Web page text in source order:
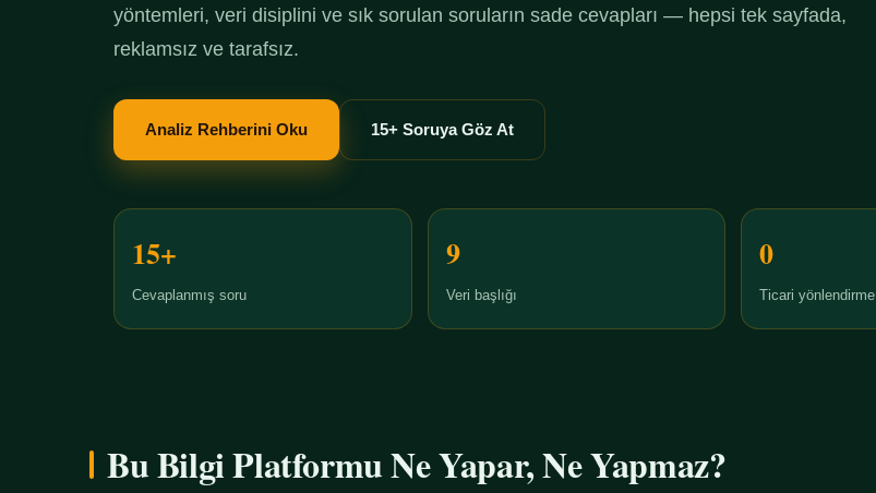
yöntemleri, veri disiplini ve sık sorulan soruların sade cevapları — hepsi tek sayfada,
reklamsız ve tarafsız.
Analiz Rehberini Oku 15+ Soruya Göz At
15+
Cevaplanmış soru
9
Veri başlığı
0
Ticari yönlendirme
Bu Bilgi Platformu Ne Yapar, Ne Yapmaz?